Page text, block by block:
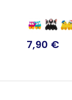
7,90 €